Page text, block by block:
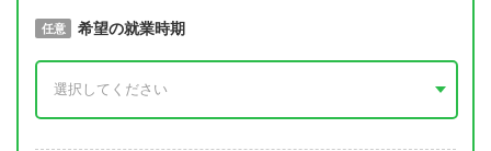
必須 取得予定年
任意 希望の就業時期